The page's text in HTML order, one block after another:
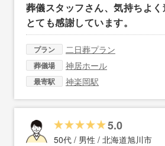
葬儀スタッフさん、気持ちよく
とても感謝しています。
プラン 二日葬プラン
葬儀場 神居ホール
最寄駅 神楽岡駅
5.0
50代 / 男性 / 北海道旭川市